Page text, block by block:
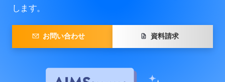
します。
お問い合わせ 資料請求